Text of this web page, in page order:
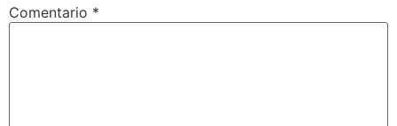
Comentario *